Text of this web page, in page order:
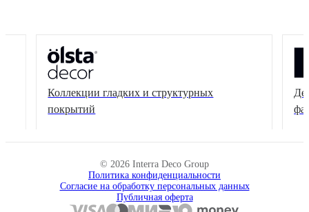
Коллекции гладких и структурных
покрытий
© 2026 Interra Deco Group
Политика конфиденциальности
Согласие на обработку персональных данных
Публичная оферта